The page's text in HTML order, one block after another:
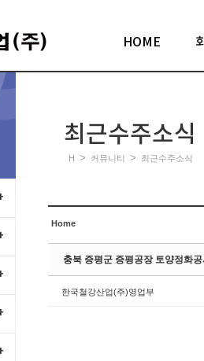
HOME
최근수주소식
H > 커뮤니티 > 최근수주소식
Home
충북 증평군 증평공장 토양정화
한국철강산업(주)영업부
케치북5
케치북5